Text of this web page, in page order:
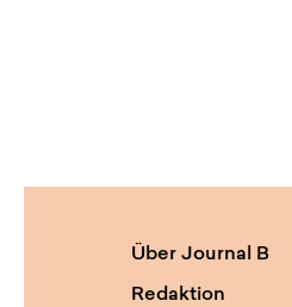
Über Journal B
Redaktion